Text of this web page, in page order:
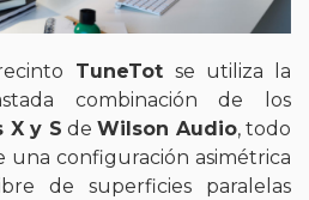
TuneTot se utiliza la
combinación de los
X y S deWilson Audio, todo
configuración asimétrica
de superficies paralelas